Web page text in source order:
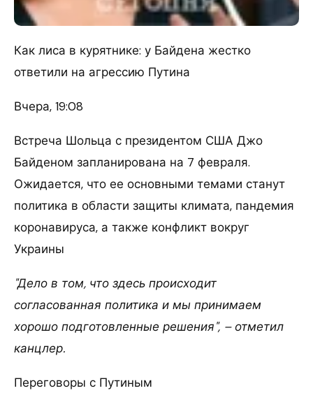
Как лиса в курятнике: у Байдена жестко
ответили на агрессию Путина
Вчера, 19:08
Встреча Шольца с президентом США Джо
Байденом запланирована на 7 февраля.
Ожидается, что ее основными темами станут
политика в области защиты климата, пандемия
коронавируса, а также конфликт вокруг
Украины
"Дело в том, что здесь происходит
согласованная политика и мы принимаем
хорошо подготовленные решения", – отметил
канцлер.
Переговоры с Путиным